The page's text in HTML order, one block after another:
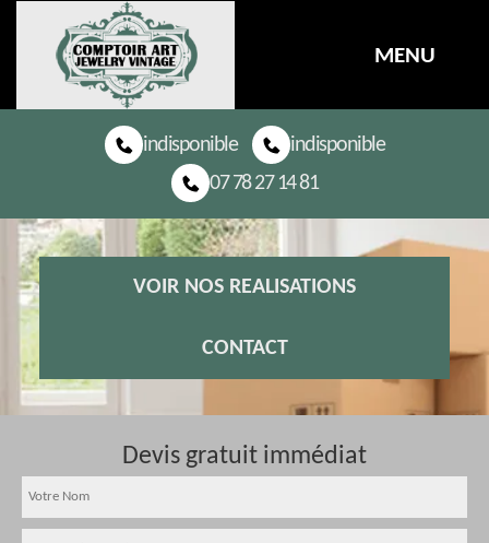
MENU
indisponible
indisponible
07 78 27 14 81
VOIR NOS REALISATIONS
CONTACT
Devis gratuit immédiat